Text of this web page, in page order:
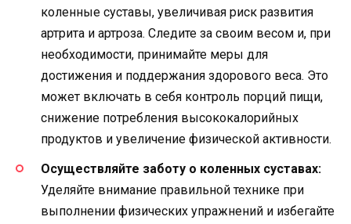
коленные суставы, увеличивая риск развития
артрита и артроза. Следите за своим весом и, при
необходимости, принимайте меры для
достижения и поддержания здорового веса. Это
может включать в себя контроль порций пищи,
снижение потребления высококалорийных
продуктов и увеличение физической активности.
Осуществляйте заботу о коленных суставах:
Уделяйте внимание правильной технике при
выполнении физических упражнений и избегайте